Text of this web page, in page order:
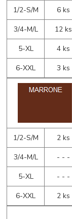
1/2-S/M
6 ks
3/4-M/L
12 ks
5-XL
4 ks
6-XXL
3 ks
1/2-S/M
2 ks
3/4-M/L
- - -
5-XL
- - -
6-XXL
2 ks